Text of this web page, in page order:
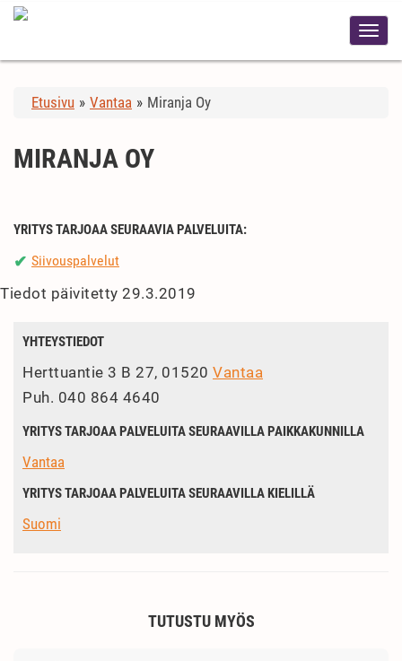
Etusivu » Vantaa » Miranja Oy
MIRANJA OY
YRITYS TARJOAA SEURAAVIA PALVELUITA:
✔ Siivouspalvelut
Tiedot päivitetty 29.3.2019
YHTEYSTIEDOT
Herttuantie 3 B 27, 01520 Vantaa
Puh. 040 864 4640
YRITYS TARJOAA PALVELUITA SEURAAVILLA PAIKKAKUNNILLA
Vantaa
YRITYS TARJOAA PALVELUITA SEURAAVILLA KIELILLÄ
Suomi
TUTUSTU MYÖS